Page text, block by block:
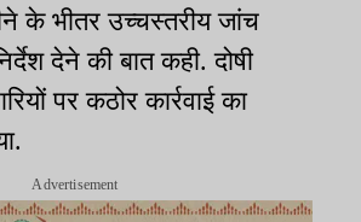
के भीतर उच्चस्तरीय जांच
देने की बात कही. दोषी
पर कठोर कार्रवाई का
Advertisement